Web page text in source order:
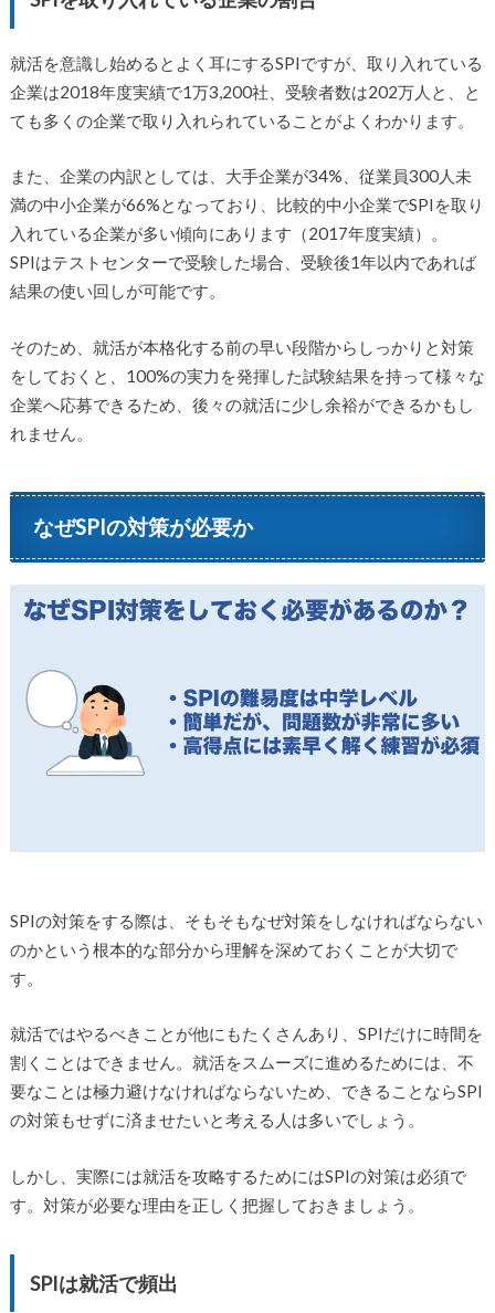
就活を意識し始めるとよく耳にするSPIですが、取り入れている
企業は2018年度実績で1万3,200社、受験者数は202万人と、と
ても多くの企業で取り入れられていることがよくわかります。
また、企業の内訳としては、大手企業が34%、従業員300人未
満の中小企業が66%となっており、比較的中小企業でSPIを取り
入れている企業が多い傾向にあります（2017年度実績）。
SPIはテストセンターで受験した場合、受験後1年以内であれば
結果の使い回しが可能です。
そのため、就活が本格化する前の早い段階からしっかりと対策
をしておくと、100%の実力を発揮した試験結果を持って様々な
企業へ応募できるため、後々の就活に少し余裕ができるかもし
れません。
なぜSPIの対策が必要か
SPIの対策をする際は、そもそもなぜ対策をしなければならない
のかという根本的な部分から理解を深めておくことが大切で
す。
就活ではやるべきことが他にもたくさんあり、SPIだけに時間を
割くことはできません。就活をスムーズに進めるためには、不
要なことは極力避けなければならないため、できることならSPI
の対策もせずに済ませたいと考える人は多いでしょう。
しかし、実際には就活を攻略するためにはSPIの対策は必須で
す。対策が必要な理由を正しく把握しておきましょう。
SPIは就活で頻出